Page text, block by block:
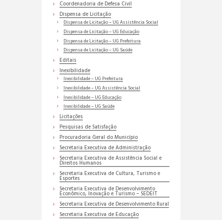
Coordenadoria de Defesa Civil
Dispensa de Licitação
Dispensa de Licitação – UG Assistência Social
Dispensa de Licitação – UG Educação
Dispensa de Licitação – UG Prefeitura
Dispensa de Licitação – UG Saúde
Editais
Inexibilidade
Inexibilidade – UG Prefeitura
Inexibilidade – UG Assistência Social
Inexibilidade – UG Educação
Inexibilidade – UG Saúde
Licitações
Pesquisas de Satisfação
Procuradoria Geral do Município
Secretaria Executiva de Administração
Secretaria Executiva de Assistência Social e
Direitos Humanos
Secretaria Executiva de Cultura, Turismo e
Esportes
Secretaria Executiva de Desenvolvimento
Econômico, Inovação e Turismo – SEDEIT
Secretaria Executiva de Desenvolvimento Rural
Secretaria Executiva de Educação